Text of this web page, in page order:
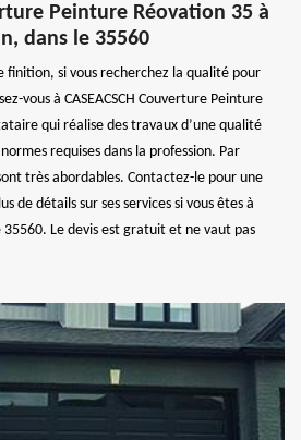
Peinture Réovation 35 à
dans le 35560
finition, si vous recherchez la qualité pour
vous à CASEACSCH Couverture Peinture
qui réalise des travaux d’une qualité
requises dans la profession. Par
très abordables. Contactez-le pour une
de détails sur ses services si vous êtes à
35560. Le devis est gratuit et ne vaut pas